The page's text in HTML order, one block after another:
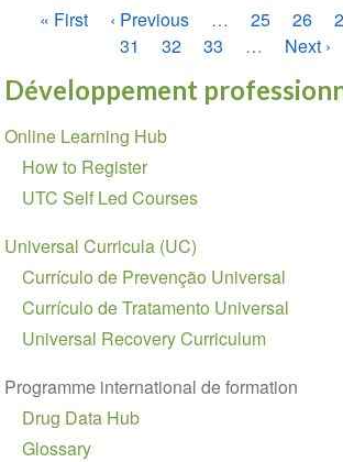
Pagination
Première
« First
Page
précédente
‹ Previous … Page
25 Page
26
Page
31 Page
32 Page
33 …
Page
Next ›
Développement
Section
navigation
Online Learning Hub
How to Register
UTC Self Led Courses
Universal Curricula (UC)
Currículo de Prevenção Universal
Currículo de Tratamento Universal
Universal Recovery Curriculum
Programme international de formation
Drug Data Hub
Glossary